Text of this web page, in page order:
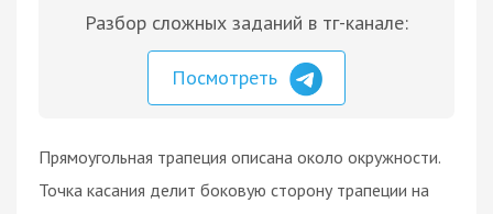
Разбор сложных заданий в тг-канале:
Посмотреть
Прямоугольная трапеция описана около окружности.
Точка касания делит боковую сторону трапеции на